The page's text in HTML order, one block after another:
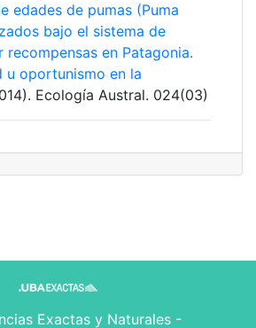
edades de pumas (Puma
bajo el sistema de
recompensas en Patagonia.
u oportunismo en la
Ecología Austral. 024(03)
Exactas y Naturales -